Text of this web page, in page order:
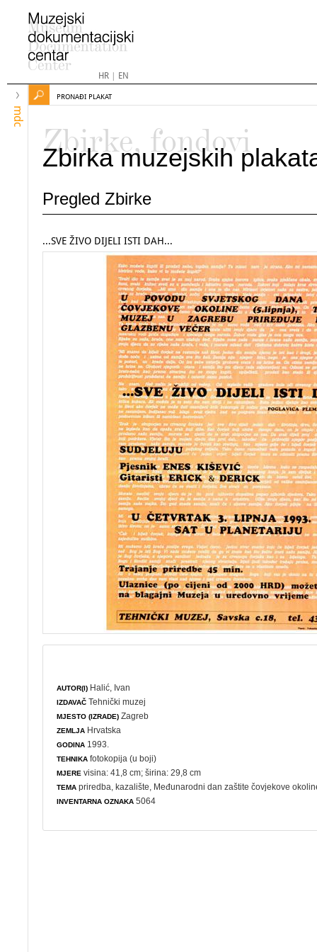
HR| EN
mdc
PRONAĐI PLAKAT
Zbirke, fondovi
Zbirka muzejskih
Pregled Zbirke
...SVE ŽIVO DIJELI ISTI DAH...
AUTOR(I) Halić, Ivan
IZDAVAČ Tehnički muzej
MJESTO (IZRADE) Zagreb
ZEMLJA Hrvatska
GODINA 1993.
TEHNIKA fotokopija (u boji)
MJERE visina: 41,8 cm; širina: 29,8 cm
TEMA priredba ,kazalište Međunarodni dan zaštite čovjekove
INVENTARNA OZNAKA 5064